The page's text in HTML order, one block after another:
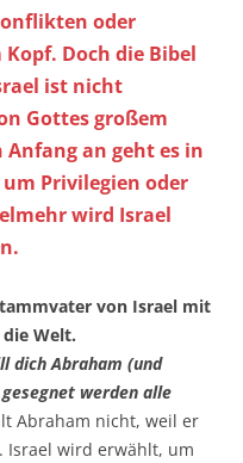
oder
Doch die Bibel
ist nicht
Gottes großem
Anfang an geht es in
Privilegien oder
wird Israel
von Israel mit
Welt.
dich Abraham (und
werden alle
Abraham nicht, weil er
Israel wird erwählt, um